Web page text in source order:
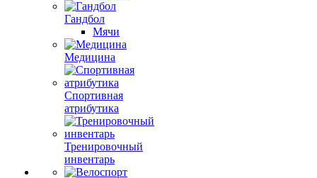
Гандбол
Мячи
Медицина
Спортивная
атрибутика
Тренировочный
инвентарь